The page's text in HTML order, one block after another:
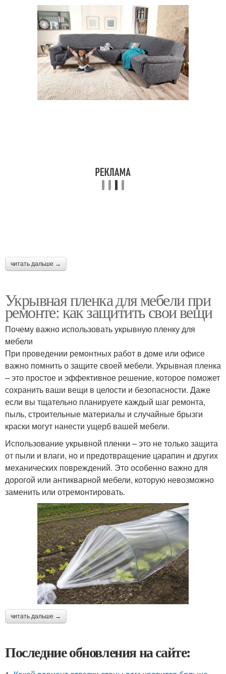
читать дальше →
Укрывная пленка для мебели при
ремонте: как защитить свои вещи
Почему важно использовать укрывную пленку для
мебели
При проведении ремонтных работ в доме или офисе
важно помнить о защите своей мебели. Укрывная пленка
– это простое и эффективное решение, которое поможет
сохранить ваши вещи в целости и безопасности. Даже
если вы тщательно планируете каждый шаг ремонта,
пыль, строительные материалы и случайные брызги
краски могут нанести ущерб вашей мебели.
Использование укрывной пленки – это не только защита
от пыли и влаги, но и предотвращение царапин и других
механических повреждений. Это особенно важно для
дорогой или антикварной мебели, которую невозможно
заменить или отремонтировать.
читать дальше →
Последние обновления на сайте: